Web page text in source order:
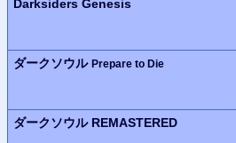
Darksiders Genesis
ダークソウル Prepare to Die
ダークソウル REMASTERED